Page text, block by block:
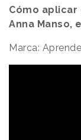
Cómo
Anna Manso,
Marca: